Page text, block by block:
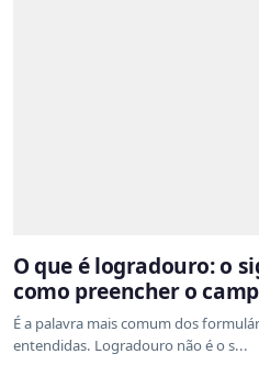
O que é logradouro: o
como preencher o
É a palavra mais comum dos
entendidas. Logradouro não é o s...